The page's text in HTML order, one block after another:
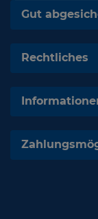
Gut
Rechtliches